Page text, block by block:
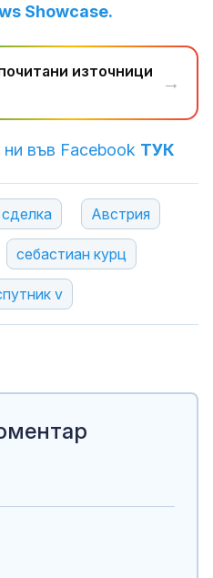
Showcase.
източници
→
във Facebook ТУК
сделка Австрия
себастиан курц
v